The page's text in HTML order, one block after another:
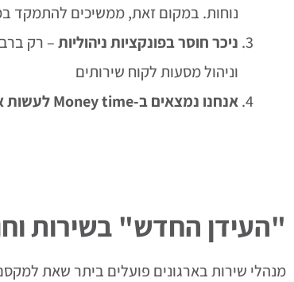
נוחות. במקום זאת, ממשיכים להתמקד
ניכר חוסר בפונקציות ניהוליות– רק
וניהול מסעות לקוח שירותים
אנחנו נמצאים ב-Money time לעשות את השינוי
"העידן החדש" בשירות
מנהלי שירות בארגונים פועלים ביתר שאת